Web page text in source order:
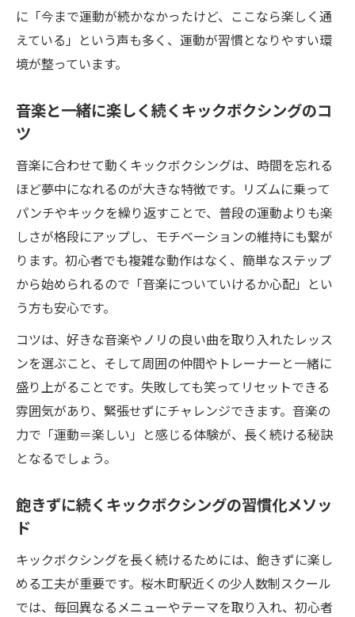
に「今まで運動が続かなかったけど、ここなら楽しく通
えている」という声も多く、運動が習慣となりやすい環
境が整っています。
音楽と一緒に楽しく続くキックボクシングのコ
ツ
音楽に合わせて動くキックボクシングは、時間を忘れる
ほど夢中になれるのが大きな特徴です。リズムに乗って
パンチやキックを繰り返すことで、普段の運動よりも楽
しさが格段にアップし、モチベーションの維持にも繋が
ります。初心者でも複雑な動作はなく、簡単なステップ
から始められるので「音楽についていけるか心配」とい
う方も安心です。
コツは、好きな音楽やノリの良い曲を取り入れたレッス
ンを選ぶこと、そして周囲の仲間やトレーナーと一緒に
盛り上がることです。失敗しても笑ってリセットできる
雰囲気があり、緊張せずにチャレンジできます。音楽の
力で「運動＝楽しい」と感じる体験が、長く続ける秘訣
となるでしょう。
飽きずに続くキックボクシングの習慣化メソッ
ド
キックボクシングを長く続けるためには、飽きずに楽し
める工夫が重要です。桜木町駅近くの少人数制スクール
では、毎回異なるメニューやテーマを取り入れ、初心者